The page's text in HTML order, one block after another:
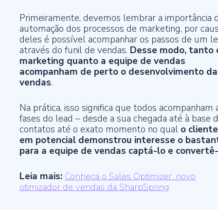
Primeiramente, devemos lembrar a importância
automação dos processos de marketing, por
deles é possível acompanhar os passos de um
através do funil de vendas. Desse modo, tanto
marketing quanto a equipe de vendas
acompanham de perto o desenvolvimento
vendas.
Na prática, isso significa que todos acompanham
fases do lead – desde a sua chegada até à base
contatos até o exato momento no qual o cliente
em potencial demonstrou interesse o
para a equipe de vendas captá-lo e
Leia mais:Conheça o Sales Optimizer: novo
otimizador de vendas da SharpSpring